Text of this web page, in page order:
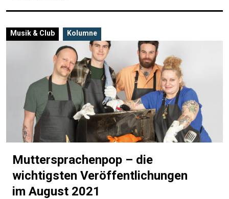
Musik & Club Kolumne
Muttersprachenpop – die
wichtigsten Veröffentlichungen
im August 2021